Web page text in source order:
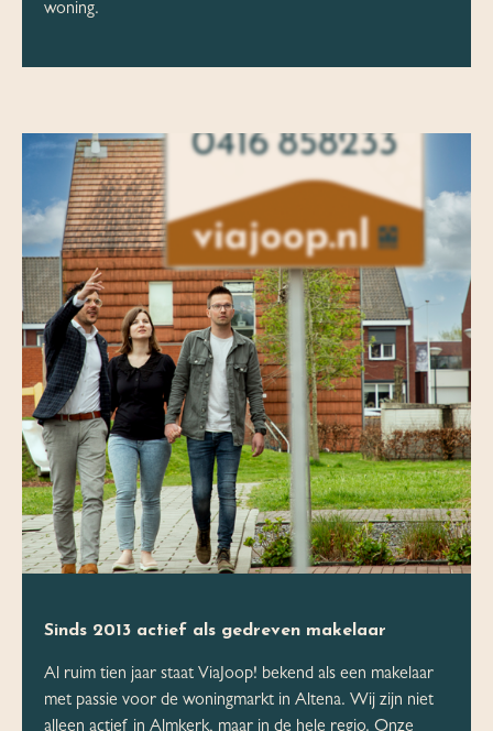
woning.
Sinds 2013 actief als gedreven makelaar
Al ruim tien jaar staat ViaJoop! bekend als een makelaar
met passie voor de woningmarkt in Altena. Wij zijn niet